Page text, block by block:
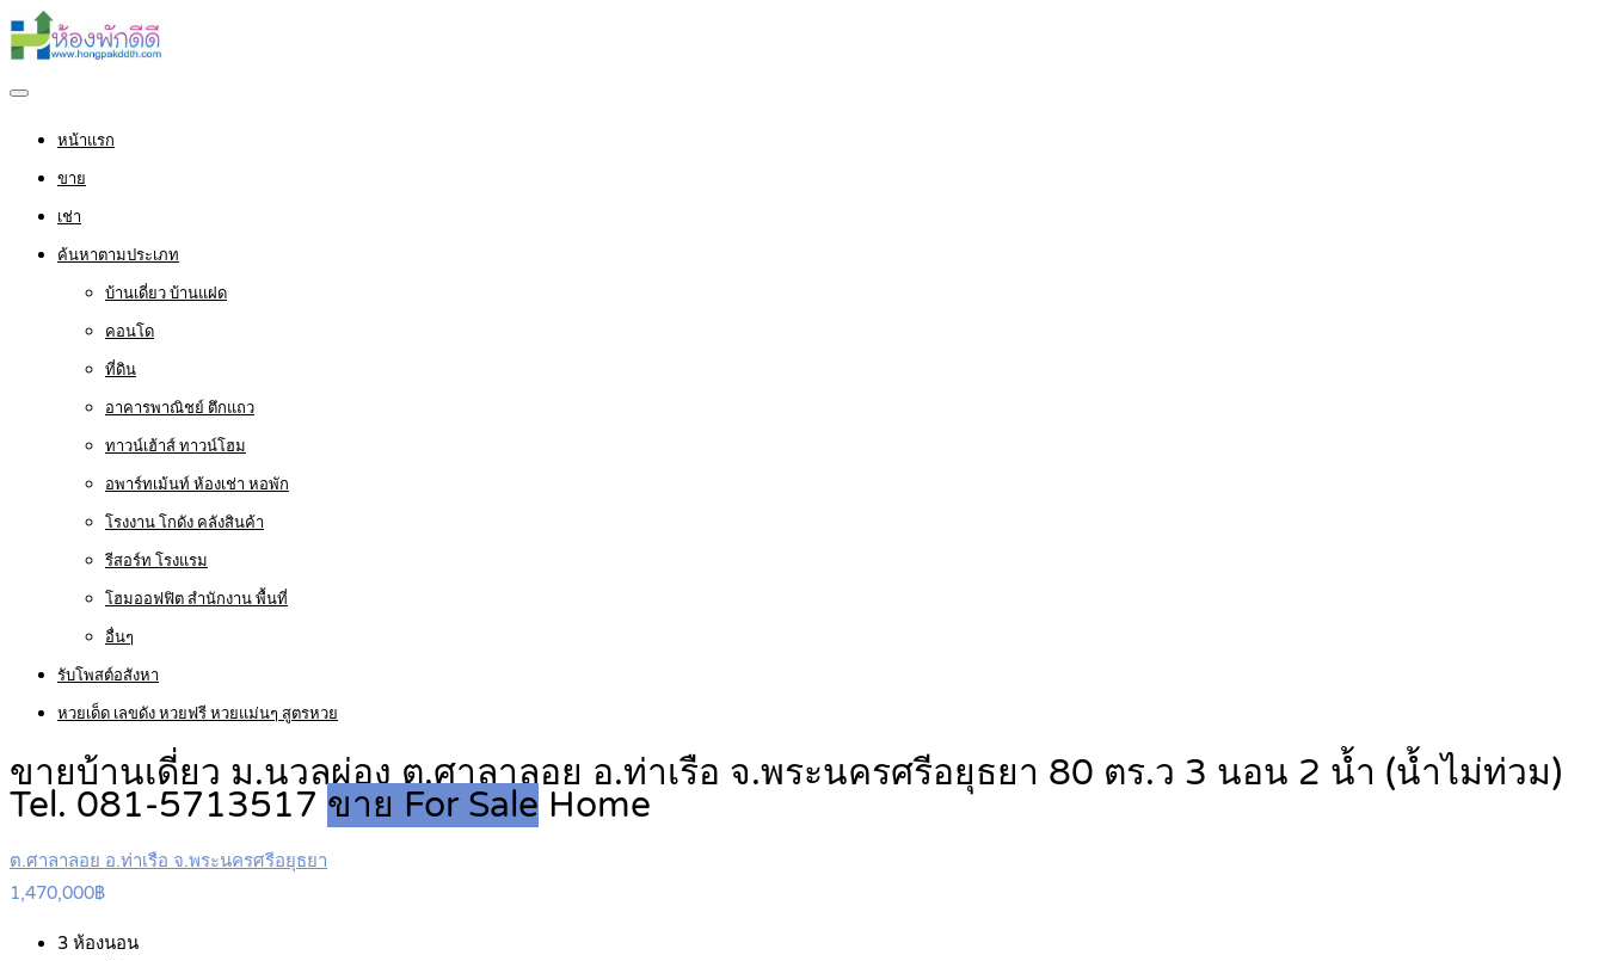
หน้าแรก
ขาย
เช่า
ค้นหาตามประเภท
บ้านเดี่ยว บ้านแฝด
คอนโด
ที่ดิน
อาคารพาณิชย์ ตึกแถว
ทาวน์เฮ้าส์ ทาวน์โฮม
อพาร์ทเม้นท์ ห้องเช่า หอพัก
โรงงาน โกดัง คลังสินค้า
รีสอร์ท โรงแรม
โฮมออฟฟิต สำนักงาน พื้นที่
อื่นๆ
รับโพสต์อสังหา
หวยเด็ด เลขดัง หวยฟรี หวยแม่นๆ สูตรหวย
ขายบ้านเดี่ยว ม.นวลผ่อง ต.ศาลาลอย อ.ท่าเรือ จ.พระนครศรีอยุธยา 80 ตร.ว 3 นอน 2 น้ำ (น้ำไม่ท่วม)
Tel. 081-5713517 ขาย For Sale Home
ต.ศาลาลอย อ.ท่าเรือ จ.พระนครศรีอยุธยา
1,470,000฿
3 ห้องนอน